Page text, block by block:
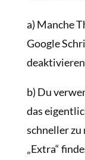
a) Manche
Google
deaktivieren
b) Du
das
schneller zu
„Extra“